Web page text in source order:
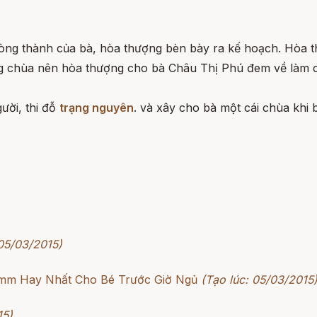
thành của bà, hòa thượng bèn bày ra kế hoạch. Hòa
nên hòa thượng cho bà Châu Thị Phú đem về làm
thi đỗ trạng nguyên. và xây cho bà một cái chùa khi
03/2015)
Hay Nhất Cho Bé Trước Giờ Ngủ (Tạo lúc: 05/03/2015)